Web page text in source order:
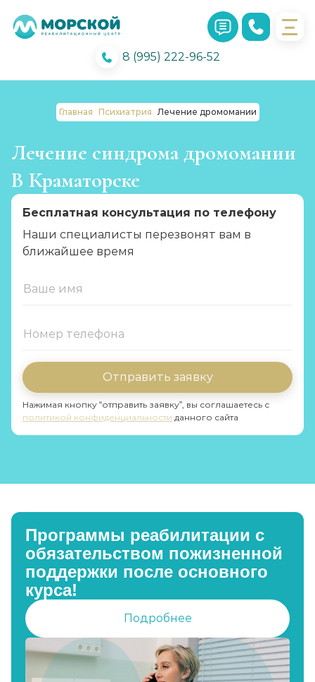
8 (995) 222-96-52
Главная Психиатрия Лечение дромомании
Лечение синдрома дромомании
В Краматорске
Бесплатная консультация по телефону
Наши специалисты перезвонят вам в
ближайшее время
Отправить заявку
Нажимая кнопку “отправить заявку”, вы соглашаетесь с
политикой конфиденциальности данного сайта
Программы реабилитации с
обязательством пожизненной
поддержки после основного
курса!
Подробнее